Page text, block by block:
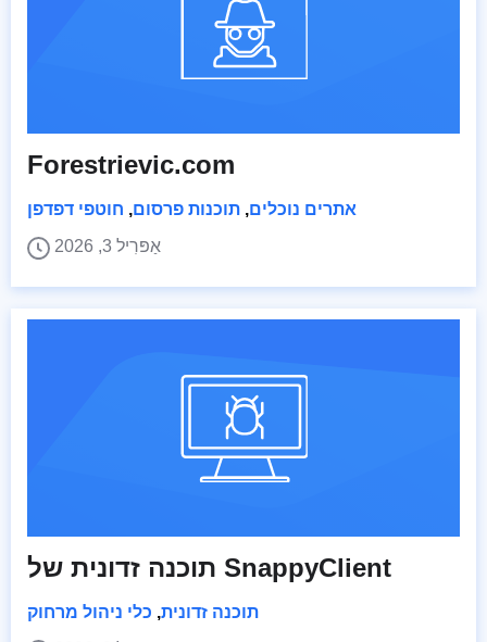
Forestrievic.com
אתרים נוכלים, תוכנות פרסום, חוטפי דפדפן
אַפּרִיל 3, 2026
תוכנה זדונית של SnappyClient
תוכנה זדונית, כלי ניהול מרחוק